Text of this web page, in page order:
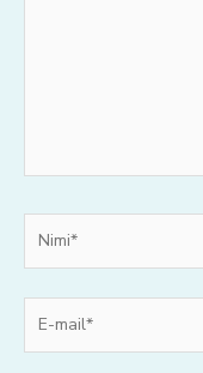
mail*